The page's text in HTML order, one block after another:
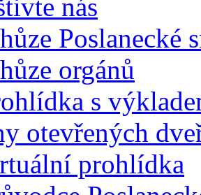
nás
Poslanecké
orgánů
s
otevřených
prohlídka